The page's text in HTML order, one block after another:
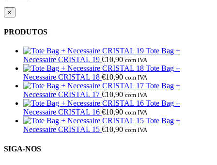
×
PRODUTOS
Tote Bag +
Necessaire CRISTAL 19 €10,90 com IVA
Tote Bag +
Necessaire CRISTAL 18 €10,90 com IVA
Tote Bag +
Necessaire CRISTAL 17 €10,90 com IVA
Tote Bag +
Necessaire CRISTAL 16 €10,90 com IVA
Tote Bag +
Necessaire CRISTAL 15 €10,90 com IVA
SIGA-NOS